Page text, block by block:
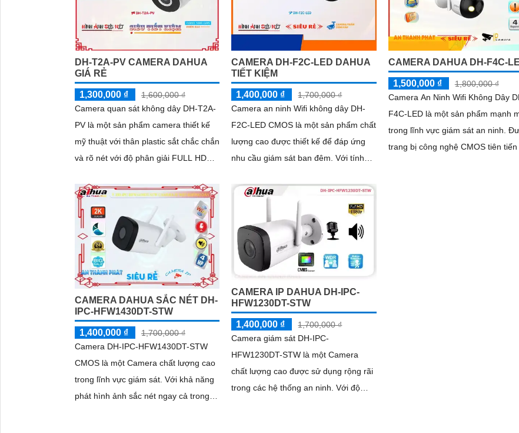
DH-T2A-PV CAMERA DAHUA
GIÁ RẺ
1,300,000 ₫
1,600,000 ₫
Camera quan sát không dây DH-T2A-
PV là một sản phẩm camera thiết kế
mỹ thuật với thân plastic sắt chắc chắn
và rõ nét với độ phân giải FULL HD
giúp...
CAMERA DH-F2C-LED DAHUA
TIẾT KIỆM
1,400,000 ₫
1,700,000 ₫
Camera an ninh Wifi không dây DH-
F2C-LED CMOS là một sản phẩm chất
lượng cao được thiết kế để đáp ứng
nhu cầu giám sát ban đêm. Với tính
năng giám sát và ghi lại hình ảnh chất
lượng, rõ nét cả ngày và đêm
CAMERA DAHUA DH-F4C-
1,500,000 ₫
1,800,000 ₫
Camera An Ninh Wifi Không Dây
F4C-LED là một sản phẩm mạnh
trong lĩnh vực giám sát an ninh. Được
trang bị công nghệ CMOS tiên tiến
CAMERA DAHUA SẮC NÉT DH-
IPC-HFW1430DT-STW
1,400,000 ₫
1,700,000 ₫
Camera DH-IPC-HFW1430DT-STW
CMOS là một Camera chất lượng cao
trong lĩnh vực giám sát. Với khả năng
phát hình ảnh sắc nét ngay cả trong
CAMERA IP DAHUA DH-IPC-
HFW1230DT-STW
1,400,000 ₫
1,700,000 ₫
Camera giám sát DH-IPC-
HFW1230DT-STW là một Camera
chất lượng cao được sử dụng rộng rãi
trong các hệ thống an ninh. Với độ